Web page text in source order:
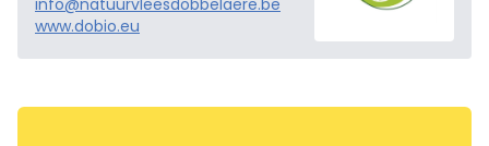
info@natuurvleesdobbelaere.be
www.dobio.eu